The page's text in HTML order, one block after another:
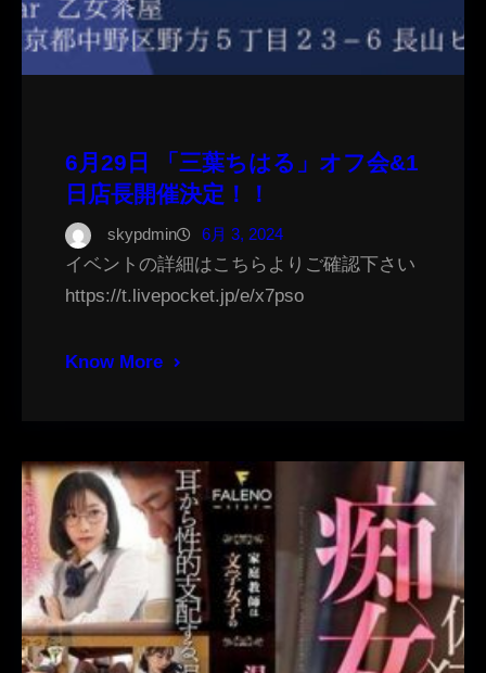
6月29日 「三葉ちはる」オフ会&1
日店長開催決定！！
skypdmin 6月 3, 2024
イベントの詳細はこちらよりご確認下さい
https://t.livepocket.jp/e/x7pso
Know More